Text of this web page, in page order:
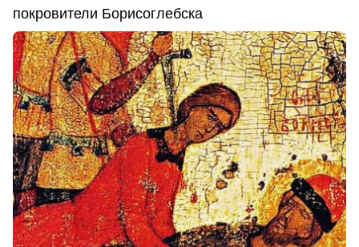
покровители Борисоглебска